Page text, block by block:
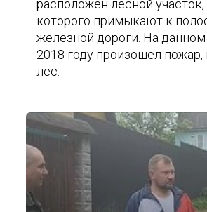
расположен лесной
которого примыкают к
железной дороги. На данном
2018 году произошел
лес.